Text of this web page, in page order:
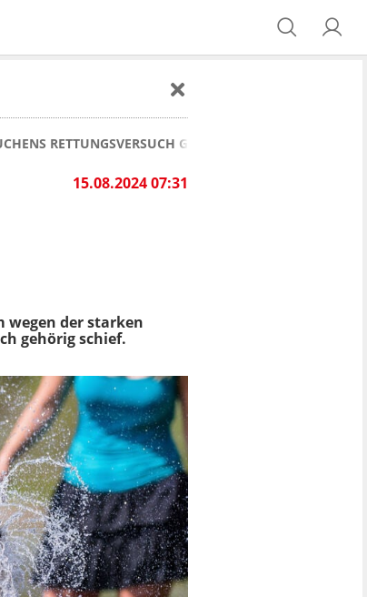
RETTUNGSVERSUCH GEHT GEHÖRIG SCHIEF
15.08.2024 07:31
wegen der starken
gehörig schief.